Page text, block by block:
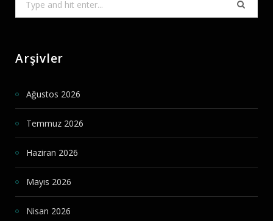
Arşivler
Ağustos 2026
Temmuz 2026
Haziran 2026
Mayıs 2026
Nisan 2026